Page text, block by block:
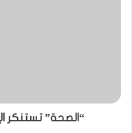
“الصحة” تستنكر